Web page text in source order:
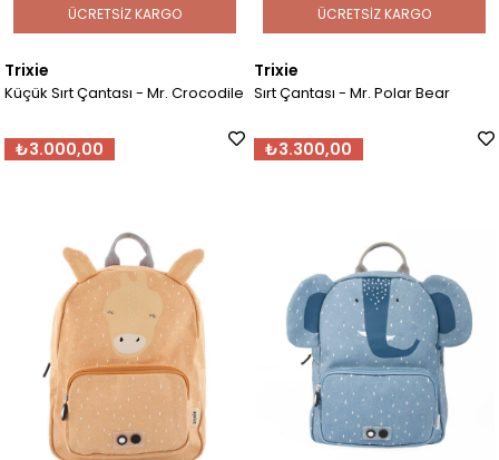
Trixie
Küçük Sırt Çantası - Mr. Crocodile
₺3.000,00
ÜCRETSIZ KARGO
Trixie
Sırt Çantası - Mr. Polar Bear
₺3.300,00
ÜCRETSIZ KARGO